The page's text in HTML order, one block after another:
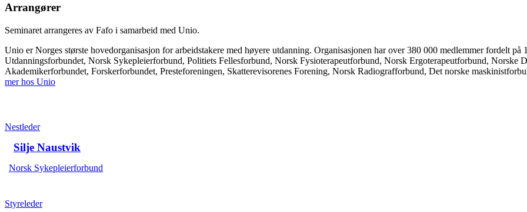
Arrangører
Seminaret arrangeres av Fafo i samarbeid med Unio.
Unio er Norges største hovedorganisasjon for arbeidstakere med høyere utdanning. Organisasjonen har over 380 000 medlemmer fordelt på
Utdanningsforbundet, Norsk Sykepleierforbund, Politiets Fellesforbund, Norsk Fysioterapeutforbund, Norsk Ergoterapeutforbund, Norske
Akademikerforbundet, Forskerforbundet, Presteforeningen, Skatterevisorenes Forening, Norsk Radiografforbund, Det norske
mer hos Unio
Nestleder
Silje Naustvik
Norsk Sykepleierforbund
Styreleder